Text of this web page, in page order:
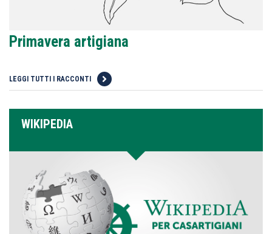
Primavera artigiana
LEGGI TUTTI I RACCONTI
WIKIPEDIA